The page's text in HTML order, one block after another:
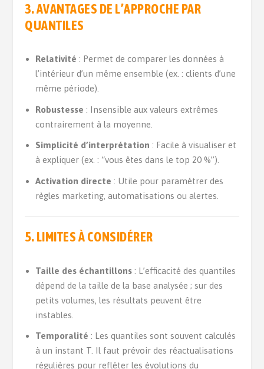
3. AVANTAGES DE L’APPROCHE PAR
QUANTILES
Relativité : Permet de comparer les données à
l’intérieur d’un même ensemble (ex. : clients d’une
même période).
Robustesse : Insensible aux valeurs extrêmes
contrairement à la moyenne.
Simplicité d’interprétation : Facile à visualiser et
à expliquer (ex. : “vous êtes dans le top 20 %”).
Activation directe : Utile pour paramétrer des
règles marketing, automatisations ou alertes.
5. LIMITES À CONSIDÉRER
Taille des échantillons: L’efficacité des quantiles
dépend de la taille de la base analysée ; sur des
petits volumes, les résultats peuvent être
instables.
Temporalité : Les quantiles sont souvent calculés
à un instant T. Il faut prévoir des réactualisations
régulières pour refléter les évolutions du